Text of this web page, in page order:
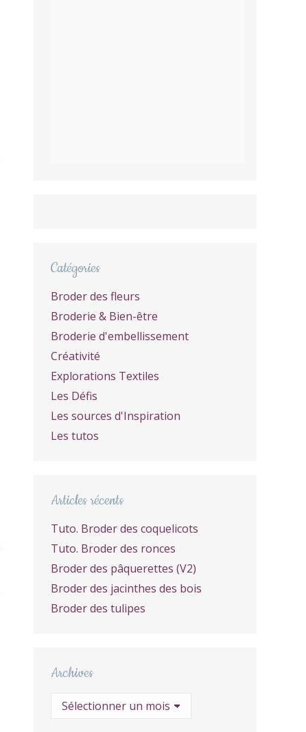
Catégories
Broder des fleurs
Broderie & Bien-être
Broderie d'embellissement
Créativité
Explorations Textiles
Les Défis
Les sources d'Inspiration
Les tutos
Articles récents
Tuto. Broder des coquelicots
Tuto. Broder des ronces
Broder des pâquerettes (V2)
Broder des jacinthes des bois
Broder des tulipes
Archives
Archives